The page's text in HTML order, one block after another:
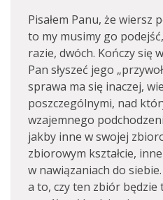
Pisałem Panu, że wiersz
to my musimy go
razie, dwóch. Kończy się
Pan słyszeć jego
sprawa ma się inaczej,
poszczególnymi, nad
wzajemnego
jakby inne w swojej
zbiorowym kształcie,
w nawiązaniach do
a to, czy ten zbiór będzie